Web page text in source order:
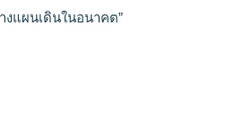
งแผนเดินในอนาคต”